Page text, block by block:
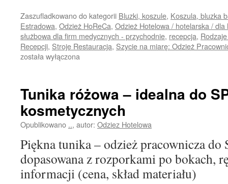
Zaszufladkowano do kategorii Bluzki, koszule, Koszula, bluzka
Estradowa, Odzież HoReCa, Odzież Hotelowa / hotelarska / dla
służbowa dla firm medycznych - przychodnie, recepcja,
Recepcji, Stroje Restauracja, Szycie na miarę: Odzież
została wyłączona
Tunika różowa – idealna do
kosmetycznych
Opublikowano .., autor: Odziez Hotelowa
Piękna tunika – odzież pracownicza do
dopasowana z rozporkami po bokach,
informacji (cena, skład materiału)